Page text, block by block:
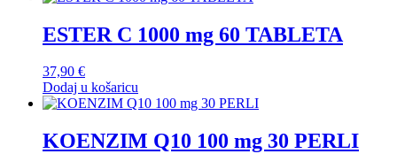
ESTER C 1000 mg 60 TABLETA
37,90 €
Dodaj u košaricu
KOENZIM Q10 100 mg 30 PERLI